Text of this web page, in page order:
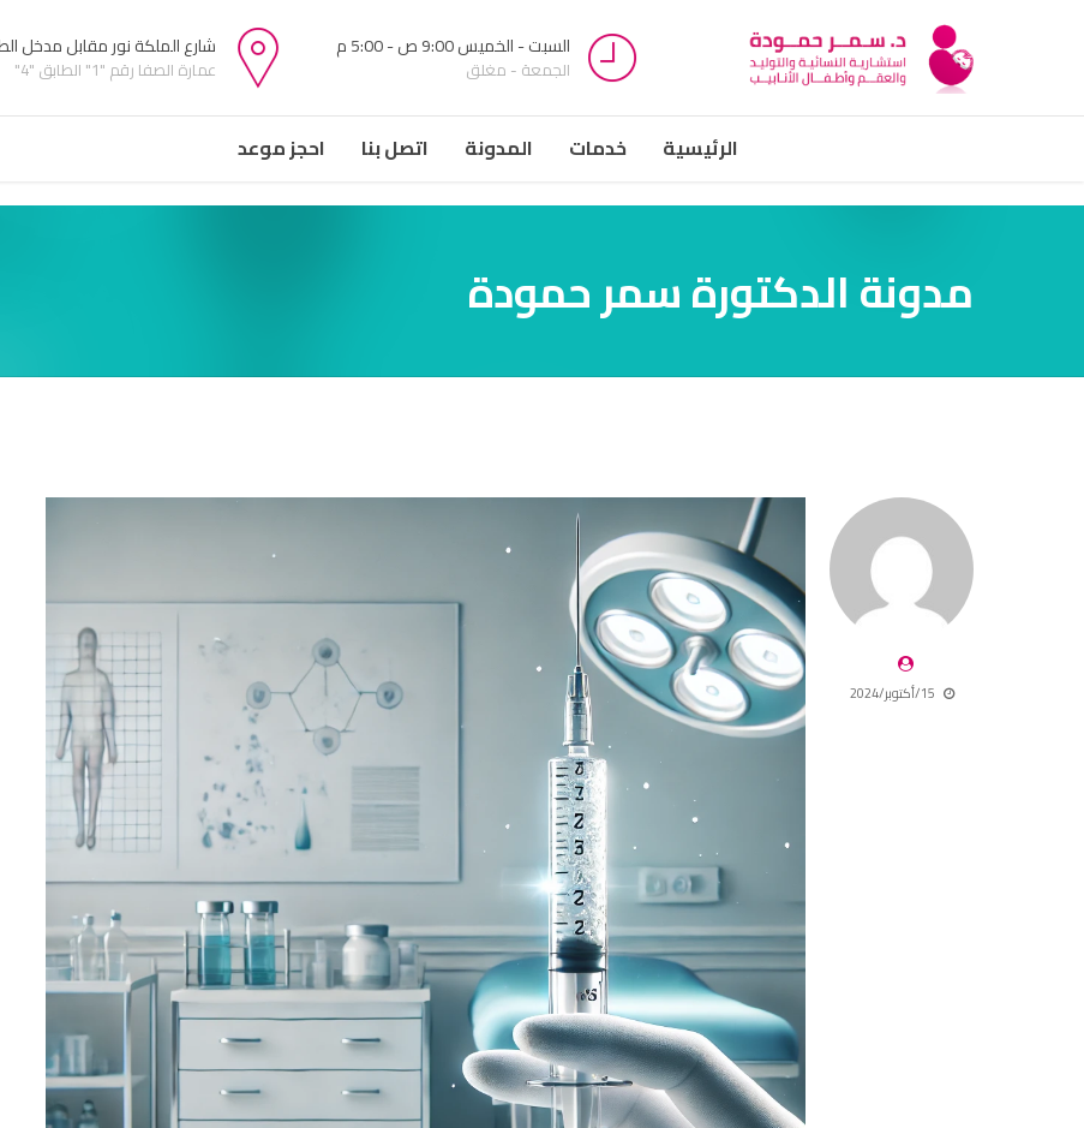
السبت - الخميس 9:00 ص - 5:00 م
الجمعة - مغلق
شارع الملكة نور مقابل مدخل
عمارة الصفا رقم "1" الطابق "4"
الرئيسية خدمات المدونة اتصل بنا احجز موعد
مدونة الدكتورة سمر حمودة
15/أكتوبر/2024